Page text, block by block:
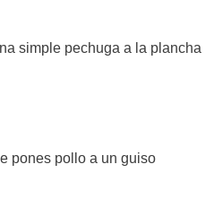
simple pechuga a la plancha
pones pollo a un guiso